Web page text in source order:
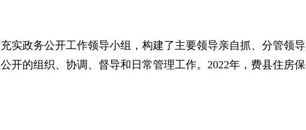
实政务公开工作领导小组，构建了主要领导亲自抓、分管领
开的组织、协调、督导和日常管理工作。2022年，费县住房